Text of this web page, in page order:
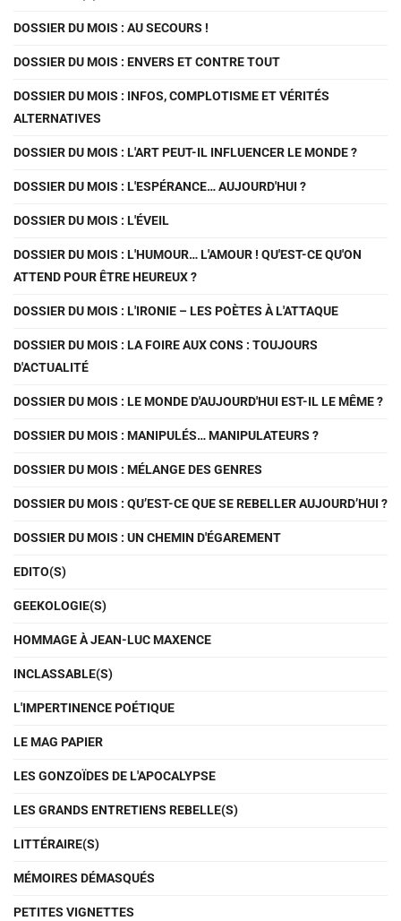
DOSSIER DU MOIS : AU SECOURS !
DOSSIER DU MOIS : ENVERS ET CONTRE TOUT
DOSSIER DU MOIS : INFOS, COMPLOTISME ET VÉRITÉS
ALTERNATIVES
DOSSIER DU MOIS : L'ART PEUT-IL INFLUENCER LE MONDE ?
DOSSIER DU MOIS : L'ESPÉRANCE… AUJOURD'HUI ?
DOSSIER DU MOIS : L'ÉVEIL
DOSSIER DU MOIS : L'HUMOUR… L'AMOUR ! QU'EST-CE QU'ON
ATTEND POUR ÊTRE HEUREUX ?
DOSSIER DU MOIS : L'IRONIE – LES POÈTES À L'ATTAQUE
DOSSIER DU MOIS : LA FOIRE AUX CONS : TOUJOURS
D'ACTUALITÉ
DOSSIER DU MOIS : LE MONDE D'AUJOURD'HUI EST-IL LE MÊME ?
DOSSIER DU MOIS : MANIPULÉS… MANIPULATEURS ?
DOSSIER DU MOIS : MÉLANGE DES GENRES
DOSSIER DU MOIS : QU’EST-CE QUE SE REBELLER AUJOURD’HUI ?
DOSSIER DU MOIS : UN CHEMIN D'ÉGAREMENT
EDITO(S)
GEEKOLOGIE(S)
HOMMAGE À JEAN-LUC MAXENCE
INCLASSABLE(S)
L'IMPERTINENCE POÉTIQUE
LE MAG PAPIER
LES GONZOÏDES DE L'APOCALYPSE
LES GRANDS ENTRETIENS REBELLE(S)
LITTÉRAIRE(S)
MÉMOIRES DÉMASQUÉS
PETITES VIGNETTES